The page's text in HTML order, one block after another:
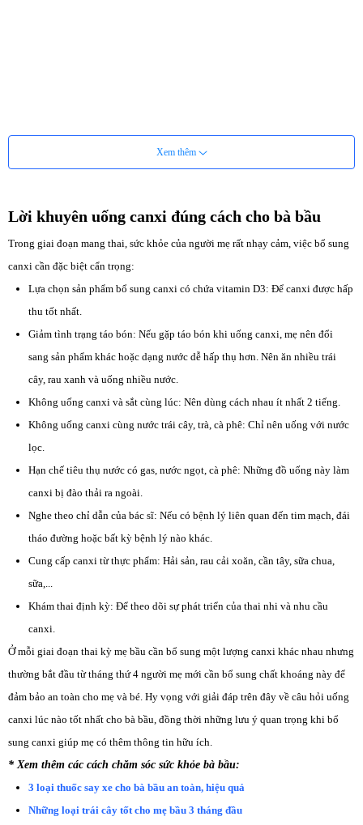
Xem thêm
Lời khuyên uống canxi đúng cách cho bà bầu
Trong giai đoạn mang thai, sức khỏe của người mẹ rất nhạy cảm, việc bổ sung
canxi cần đặc biệt cẩn trọng:
Lựa chọn sản phẩm bổ sung canxi có chứa vitamin D3: Để canxi được hấp
thu tốt nhất.
Giảm tình trạng táo bón: Nếu gặp táo bón khi uống canxi, mẹ nên đổi
sang sản phẩm khác hoặc dạng nước dễ hấp thụ hơn. Nên ăn nhiều trái
cây, rau xanh và uống nhiều nước.
Không uống canxi và sắt cùng lúc: Nên dùng cách nhau ít nhất 2 tiếng.
Không uống canxi cùng nước trái cây, trà, cà phê: Chỉ nên uống với nước
lọc.
Hạn chế tiêu thụ nước có gas, nước ngọt, cà phê: Những đồ uống này làm
canxi bị đào thải ra ngoài.
Nghe theo chỉ dẫn của bác sĩ: Nếu có bệnh lý liên quan đến tim mạch, đái
tháo đường hoặc bất kỳ bệnh lý nào khác.
Cung cấp canxi từ thực phẩm: Hải sản, rau cải xoăn, cần tây, sữa chua,
sữa,...
Khám thai định kỳ: Để theo dõi sự phát triển của thai nhi và nhu cầu
canxi.
Ở mỗi giai đoạn thai kỳ mẹ bầu cần bổ sung một lượng canxi khác nhau nhưng
thường bắt đầu từ tháng thứ 4 người mẹ mới cần bổ sung chất khoáng này để
đảm bảo an toàn cho mẹ và bé. Hy vọng với giải đáp trên đây về câu hỏi uống
canxi lúc nào tốt nhất cho bà bầu, đồng thời những lưu ý quan trọng khi bổ
sung canxi giúp mẹ có thêm thông tin hữu ích.
* Xem thêm các cách chăm sóc sức khỏe bà bầu:
3 loại thuốc say xe cho bà bầu an toàn, hiệu quả
Những loại trái cây tốt cho mẹ bầu 3 tháng đầu